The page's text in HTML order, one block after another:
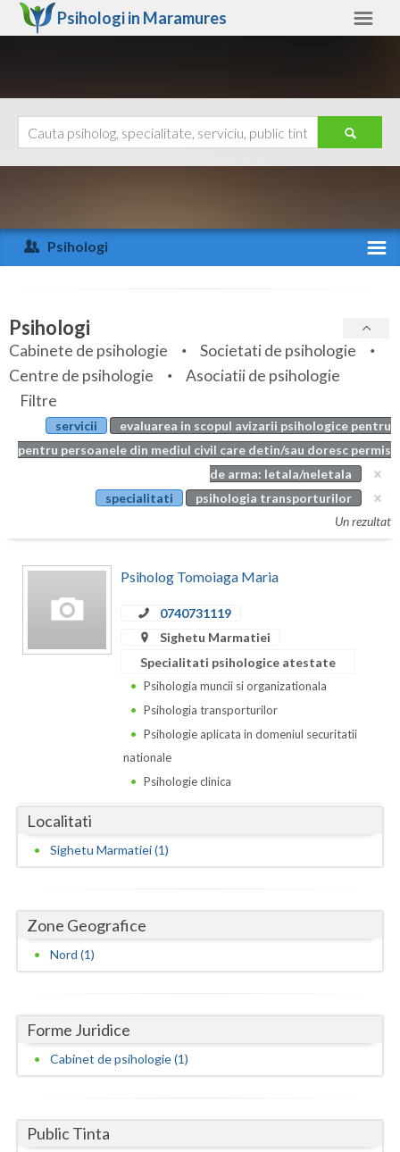
Psihologi in Maramures
Arad
Arges
Bihor
Bistrita-Nasaud
Botosani
Braila
Caras-Severin
Dolj
Galati
Gorj
Harghita
Ialomita
Iasi
Maramures
Ajutor
Psihologi
Specialitati
Servicii
Articole
Evenimente
Membri
Psihologi
Cabinete de psihologie
Societati de psihologie
Centre de psihologie
Asociatii de psihologie
Filtre
servicii
evaluarea in scopul avizarii psihologice pentru
pentru persoanele din mediul civil care detin/sau doresc permis
de arma: letala/neletala
specialitati
psihologia transporturilor
Un rezultat
Psiholog Tomoiaga Maria
0740731119
Sighetu Marmatiei
Specialitati psihologice atestate
Psihologia muncii si organizationala
Psihologia transporturilor
Psihologie aplicata in domeniul securitatii
nationale
Psihologie clinica
Localitati
Sighetu Marmatiei (1)
Zone Geografice
Nord (1)
Forme Juridice
Cabinet de psihologie (1)
Public Tinta